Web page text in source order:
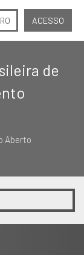
ACESSO
de
Aberto